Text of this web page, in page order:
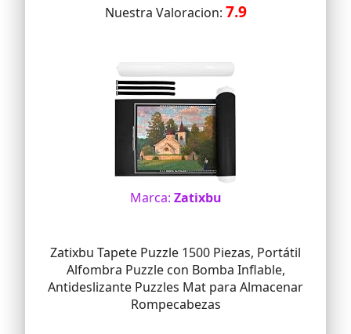
Nuestra Valoracion: 7.9
Marca: Zatix​bu
Zatixbu Tapete Puzzle 1500 Piezas, Portátil
Alfombra Puzzle con Bomba Inflable,
Antideslizante Puzzles Mat para Almacenar
Rompecabezas